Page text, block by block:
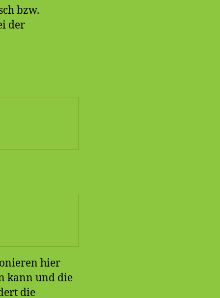
bzw.
der
hier
kann und die
die